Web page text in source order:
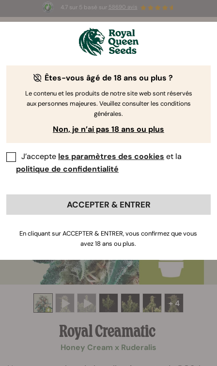
4.7 sur 5 basé sur 58690 avis
☀️ Summer Sales : jusqu'à -50 % sur
certains produits ! ⏤
+ 4
Royal Creamatic
Honey Cream x Ruderalis
Êtes-vous âgé de 18 ans ou plus ?
Le contenu et les produits de notre site web sont réservés
aux personnes majeures. Veuillez consulter les conditions
générales.
Non, je n’ai pas 18 ans ou plus
J’accepte les paramètres des cookies et la
politique de confidentialité
ACCEPTER & ENTRER
En cliquant sur ACCEPTER & ENTRER, vous confirmez que vous
avez 18 ans ou plus.